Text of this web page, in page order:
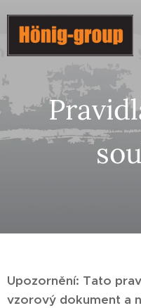
Upozornění: Tato
vzorový dokument a